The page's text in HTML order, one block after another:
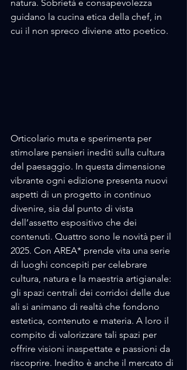
natura. Sobrietà e consapevolezza
guidano la cucina etica della chef, in
cui il non spreco diviene atto poetico.
Orticolario muta e sperimenta per
stimolare pensieri inediti sulla cultura
del paesaggio. In questa dimensione
vibrante ogni edizione presenta nuovi
aspetti di un progetto in continuo
divenire, sia dal punto di vista
dell’assetto espositivo che dei
contenuti. Quattro sono le novità per il
2025. Con AREA* prende vita una serie
di luoghi concepiti per celebrare
cultura, natura e la maestria artigianale:
gli spazi centrali dei corridoi delle due
ali si animano di realtà che fondono
estetica, contenuto e materia. A loro il
compito di valorizzare tali spazi per
offrire visioni inaspettate e passioni da
riscoprire. Inedito è anche il mercato di